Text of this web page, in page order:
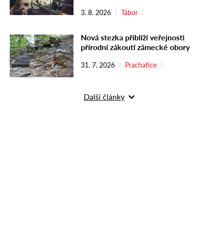
3. 8. 2026 Tábor
Nová stezka přiblíží veřejnosti
přírodní zákoutí zámecké obory
31. 7. 2026 Prachatice
Další články